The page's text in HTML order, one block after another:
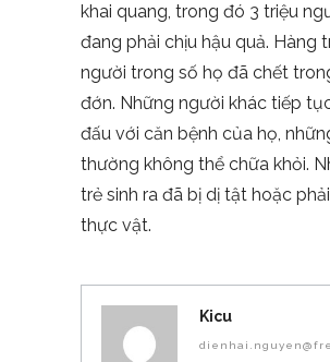
khai quang, trong đó 3 triệu
đang phải chịu hậu quả. Hàng
người trong số họ đã chết
đớn. Những người khác tiếp
đấu với căn bệnh của họ,
thường không thể chữa khỏi.
trẻ sinh ra đã bị dị tật hoặc
thực vật.
Kicu